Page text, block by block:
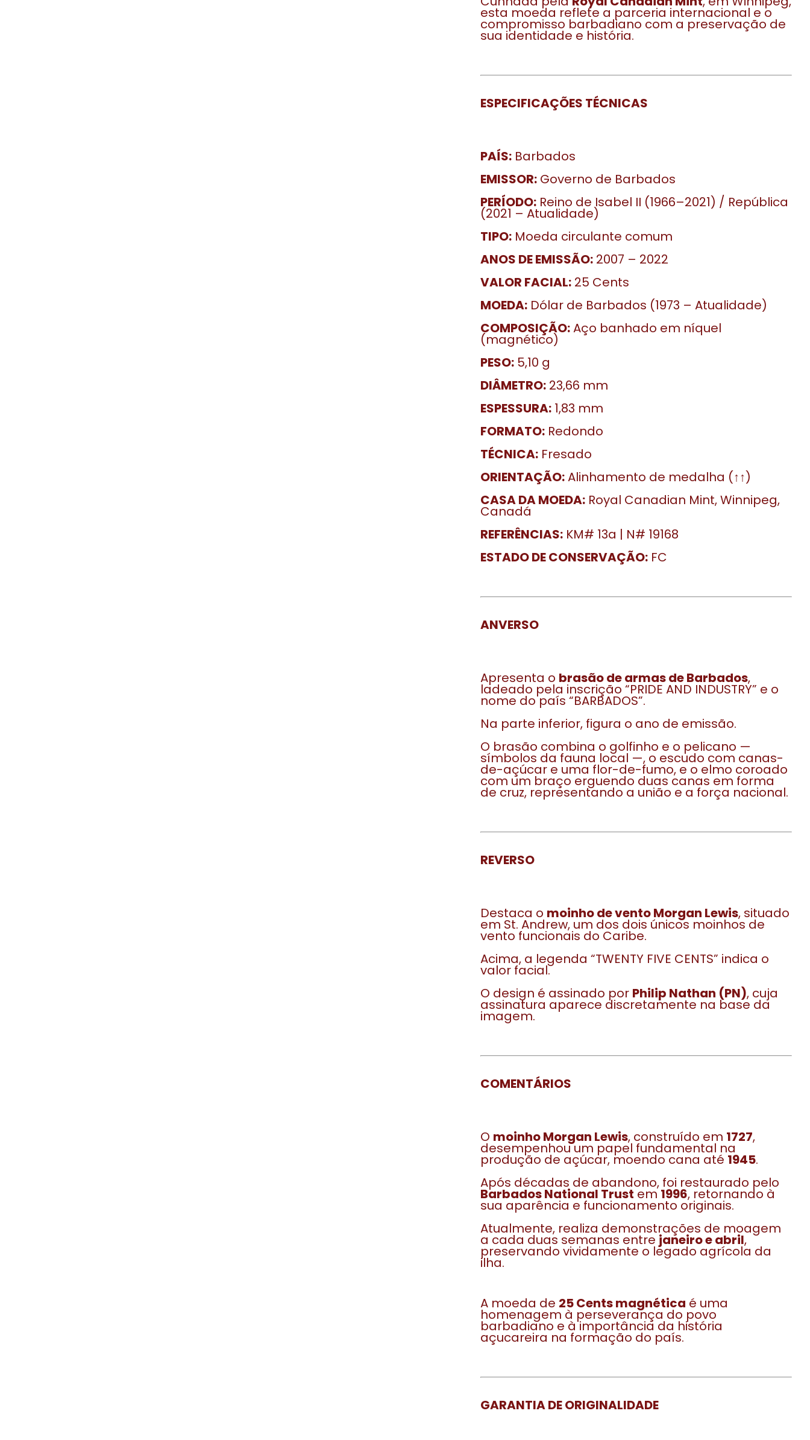
esta moeda reflete a parceria internacional e o
compromisso barbadiano com a preservação de
sua identidade e história.
ESPECIFICAÇÕES TÉCNICAS
PAÍS:Barbados
EMISSOR:Governo de Barbados
PERÍODO:Reino de Isabel II (1966–2021) / República
(2021 – Atualidade)
TIPO:Moeda circulante comum
ANOS DE EMISSÃO:2007 – 2022
VALOR FACIAL:25 Cents
MOEDA:Dólar de Barbados (1973 – Atualidade)
COMPOSIÇÃO:Aço banhado em níquel
(magnético)
PESO:5,10 g
DIÂMETRO:23,66 mm
ESPESSURA:1,83 mm
FORMATO:Redondo
TÉCNICA:Fresado
ORIENTAÇÃO:Alinhamento de medalha (↑↑)
CASA DA MOEDA:Royal Canadian Mint, Winnipeg,
Canadá
REFERÊNCIAS:KM# 13a | N# 19168
ESTADO DE CONSERVAÇÃO:FC
ANVERSO
Apresenta o brasão de armas de Barbados,
ladeado pela inscrição “PRIDE AND INDUSTRY” e o
nome do país “BARBADOS”.
Na parte inferior, figura o ano de emissão.
O brasão combina o golfinho e o pelicano —
símbolos da fauna local —, o escudo com canas-
de-açúcar e uma flor-de-fumo, e o elmo coroado
com um braço erguendo duas canas em forma
de cruz, representando a união e a força nacional.
REVERSO
Destaca o moinho de vento Morgan Lewis, situado
em St. Andrew, um dos dois únicos moinhos de
vento funcionais do Caribe.
Acima, a legenda “TWENTY FIVE CENTS” indica o
valor facial.
O design é assinado por Philip Nathan (PN), cuja
assinatura aparece discretamente na base da
imagem.
COMENTÁRIOS
O moinho Morgan Lewis, construído em 1727,
desempenhou um papel fundamental na
produção de açúcar, moendo cana até 1945.
Após décadas de abandono, foi restaurado pelo
Barbados National Trust em1996, retornando à
sua aparência e funcionamento originais.
Atualmente, realiza demonstrações de moagem
a cada duas semanas entre janeiro e abril,
preservando vividamente o legado agrícola da
ilha.
A moeda de 25 Cents magnética é uma
homenagem à perseverança do povo
barbadiano e à importância da história
açucareira na formação do país.
GARANTIA DE ORIGINALIDADE